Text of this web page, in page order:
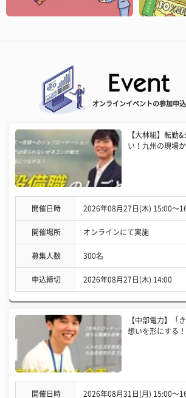
オンラインイベントの参加申込
【大林組】転勤
い！九州の現場
開催日時 2026年08月27日(木) 15:00〜
開催場所 オンラインにて実施
募集人数 300名
申込締切 2026年08月27日(木) 14:00
【中部電力】「
想いを形にする
開催日時 2026年08月31日(月) 15:00〜